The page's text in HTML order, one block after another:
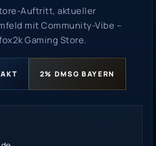
Auftritt, aktueller
mit Community-Vibe –
Gaming Store.
2% DMSG BAYERN